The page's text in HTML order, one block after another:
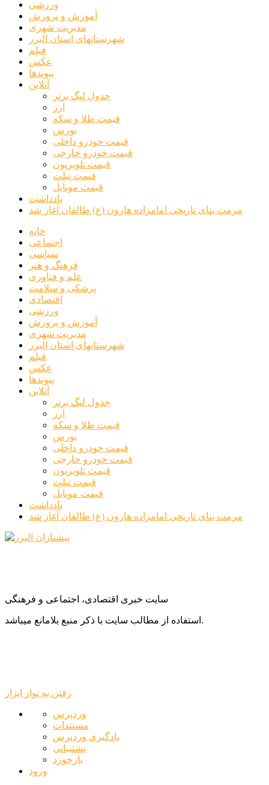
ورزشی
آموزش و پرورش
مدیریت شهری
شهرستانهای استان البرز
فیلم
عکس
پیوندها
آنلاین
جدول لیگ برتر
ارز
قیمت طلا و سکه
بورس
قیمت خودرو داخلی
قیمت خودرو خارجی
قیمت تلویزیون
قیمت تبلت
قیمت موبایل
یادداشت
مرمت بنای تاریخی امامزاده هارون (ع) طالقان آغاز شد
خانه
اجتماعی
سیاسی
فرهنگ و هنر
علم و فناوری
پزشکی و سلامت
اقتصادی
ورزشی
آموزش و پرورش
مدیریت شهری
شهرستانهای استان البرز
فیلم
عکس
پیوندها
آنلاین
جدول لیگ برتر
ارز
قیمت طلا و سکه
بورس
قیمت خودرو داخلی
قیمت خودرو خارجی
قیمت تلویزیون
قیمت تبلت
قیمت موبایل
یادداشت
مرمت بنای تاریخی امامزاده هارون (ع) طالقان آغاز شد
سایت خبری اقتصادی، اجتماعی و فرهنگی
استفاده از مطالب سایت با ذکر منبع بلامانع میباشد.
رفتن به نوار ابزار
درباره
وردپرس
وردپرس
مستندات
یادگیری وردپرس
پشتیبانی
بازخورد
ورود